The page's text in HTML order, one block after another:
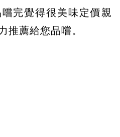
完覺得很美味定價親
推薦給您品嚐。